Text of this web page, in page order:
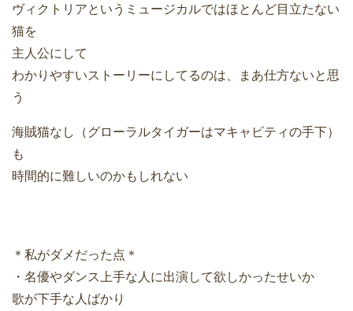
ヴィクトリアというミュージカルではほとんど目立たない
猫を
主人公にして
わかりやすいストーリーにしてるのは、まあ仕方ないと思
う
海賊猫なし（グローラルタイガーはマキャビティの手下）
も
時間的に難しいのかもしれない
＊私がダメだった点＊
・名優やダンス上手な人に出演して欲しかったせいか
歌が下手な人ばかり